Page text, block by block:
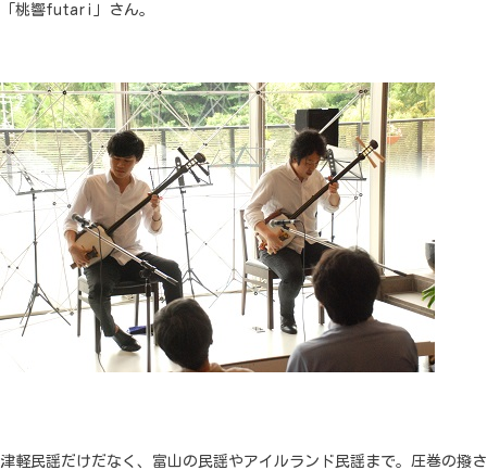
「桃響futari」さん。
津軽民謡だけだなく、富山の民謡やアイルランド民謡まで。圧巻の撥さ